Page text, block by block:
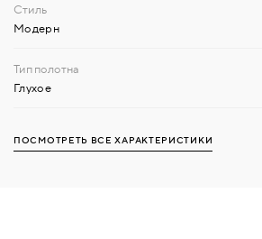
Модерн
Глухое
ПОСМОТРЕТЬ ВСЕ ХАРАКТЕРИСТИКИ